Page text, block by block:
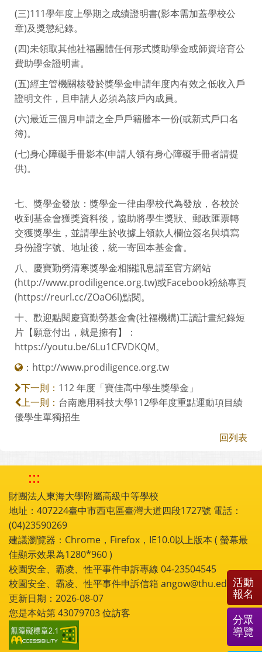
(三)111學年度上學期之成績證明書(影本需加蓋學校公
章)及獎懲紀錄。
(四)未領取其他社福團體任何形式獎助學金或師資培育公
費助學金證明書。
(五)經主管機關核發於獎學金申請年度內有效之低收入戶
證明文件，且申請人必須為該戶內成員。
(六)最近三個月申請之全戶戶籍謄本一份(或新式戶口名
簿)。
(七)身心障礙手冊影本(申請人領有身心障礙手冊者請提
供)。
七、獎學金發放：獎學金一律由學校代為發放，各校於
收到基金會獲獎資料後，協助將學生獎狀、郵政匯票轉
交獲獎學生，並請學生於收據上領款人欄位簽名與填寫
身份證字號、地址後，統一寄回本基金會。
八、慶寶勤勞清寒獎學金相關訊息請至官方網站
(http://www.prodiligence.org.tw)或Facebook粉絲專頁
(https://reurl.cc/ZOaO6l)點閱。
十、歡迎點閱慶寶勤勞基金會(社福機構)工讀計畫紀錄短
片【願意付出，就是擁有】：
https://youtu.be/6Lu1CFVDKQM。
： http://www.prodiligence.org.tw
下一則： 112 年度「寶佳高中學生獎學金」
上一則： 台南應用科技大學112學年度重點運動項目績
優學生單獨招生
回列表
:::
財團法人東海大學附屬高級中等學校
地址：407224臺中市西屯區臺灣大道四段1727號 電話：
(04)23590269
建議瀏覽器：Chrome，Firefox，IE10.0以上版本 ( 螢幕最
佳顯示效果為1280*960 )
校園安全、霸凌、性平事件申訴專線 04-23504545
校園安全、霸凌、性平事件申訴信箱 angow@thu.edu.tw
更新日期：2026-08-07
您是本站第43079703位訪客
活動
報名
分眾
導覽